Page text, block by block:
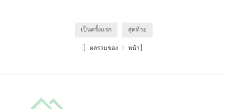
เป็นครั้งแรก
สุดท้าย
[ ผลรวมของ 1 หน้า]